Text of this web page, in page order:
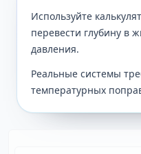
Используйте
перевести глубину в
давления.
Реальные системы
температурных